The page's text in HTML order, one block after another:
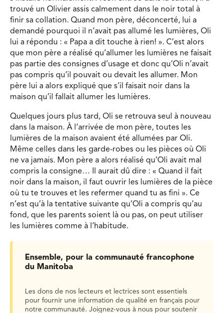
trouvé un Olivier assis calmement dans le noir total à
finir sa collation. Quand mon père, déconcerté, lui a
demandé pourquoi il n’avait pas allumé les lumières, Oli
lui a répondu : « Papa a dit touche à rien! ». C’est alors
que mon père a réalisé qu’allumer les lumières ne faisait
pas partie des consignes d’usage et donc qu’Oli n’avait
pas compris qu’il pouvait ou devait les allumer. Mon
père lui a alors expliqué que s’il faisait noir dans la
maison qu’il fallait allumer les lumières.
Quelques jours plus tard, Oli se retrouva seul à nouveau
dans la maison. À l’arrivée de mon père, toutes les
lumières de la maison avaient été allumées par Oli.
Même celles dans les garde-robes ou les pièces où Oli
ne va jamais. Mon père a alors réalisé qu’Oli avait mal
compris la consigne… Il aurait dû dire : « Quand il fait
noir dans la maison, il faut ouvrir les lumières de la pièce
où tu te trouves et les refermer quand tu as fini ». Ce
n’est qu’à la tentative suivante qu’Oli a compris qu’au
fond, que les parents soient là ou pas, on peut utiliser
les lumières comme à l’habitude.
Ensemble, pour la communauté francophone
du Manitoba
Les dons de nos lecteurs et lectrices sont essentiels
pour fournir une information de qualité en français pour
notre communauté. Joignez-vous à nous pour soutenir